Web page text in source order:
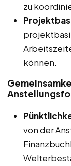
zu
können.
von der